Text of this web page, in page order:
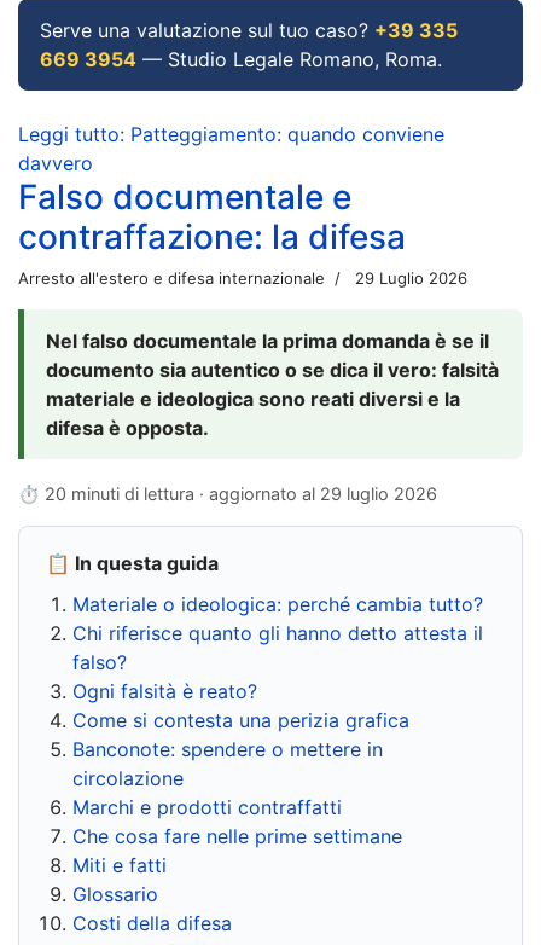
Serve una valutazione sul tuo caso? +39 335
669 3954 — Studio Legale Romano, Roma.
Leggi tutto: Patteggiamento: quando conviene
davvero
Falso documentale e
contraffazione: la difesa
Arresto all'estero e difesa internazionale 29 Luglio 2026
Nel falso documentale la prima domanda è se il
documento sia autentico o se dica il vero: falsità
materiale e ideologica sono reati diversi e la
difesa è opposta.
⏱ 20 minuti di lettura · aggiornato al 29 luglio 2026
📋 In questa guida
Materiale o ideologica: perché cambia tutto?
Chi riferisce quanto gli hanno detto attesta il
falso?
Ogni falsità è reato?
Come si contesta una perizia grafica
Banconote: spendere o mettere in
circolazione
Marchi e prodotti contraffatti
Che cosa fare nelle prime settimane
Miti e fatti
Glossario
Costi della difesa